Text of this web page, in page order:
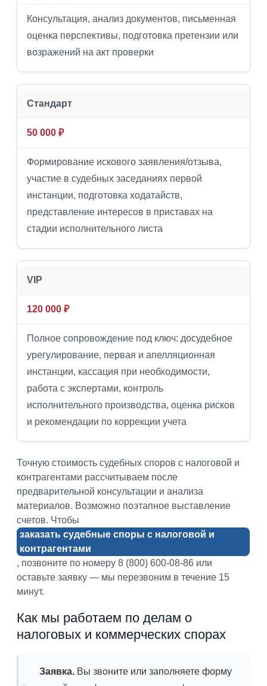
Консультация, анализ документов, письменная
оценка перспективы, подготовка претензии или
возражений на акт проверки
Стандарт
50 000 ₽
Формирование искового заявления/отзыва,
участие в судебных заседаниях первой
инстанции, подготовка ходатайств,
представление интересов в приставах на
стадии исполнительного листа
VIP
120 000 ₽
Полное сопровождение под ключ: досудебное
урегулирование, первая и апелляционная
инстанции, кассация при необходимости,
работа с экспертами, контроль
исполнительного производства, оценка рисков
и рекомендации по коррекции учета
Точную стоимость судебных споров с налоговой и
контрагентами рассчитываем после
предварительной консультации и анализа
материалов. Возможно поэтапное выставление
счетов. Чтобы
заказать судебные споры с налоговой и
контрагентами
, позвоните по номеру 8 (800) 600-08-86 или
оставьте заявку — мы перезвоним в течение 15
минут.
Как мы работаем по делам о
налоговых и коммерческих спорах
Заявка. Вы звоните или заполняете форму